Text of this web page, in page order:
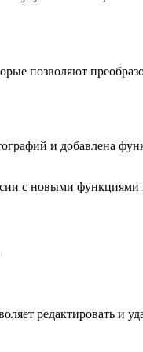
позволяют
и добавлена
с новыми
редактировать и